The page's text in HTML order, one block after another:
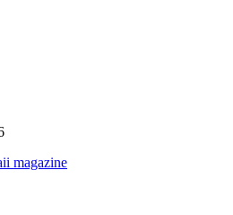
magazine